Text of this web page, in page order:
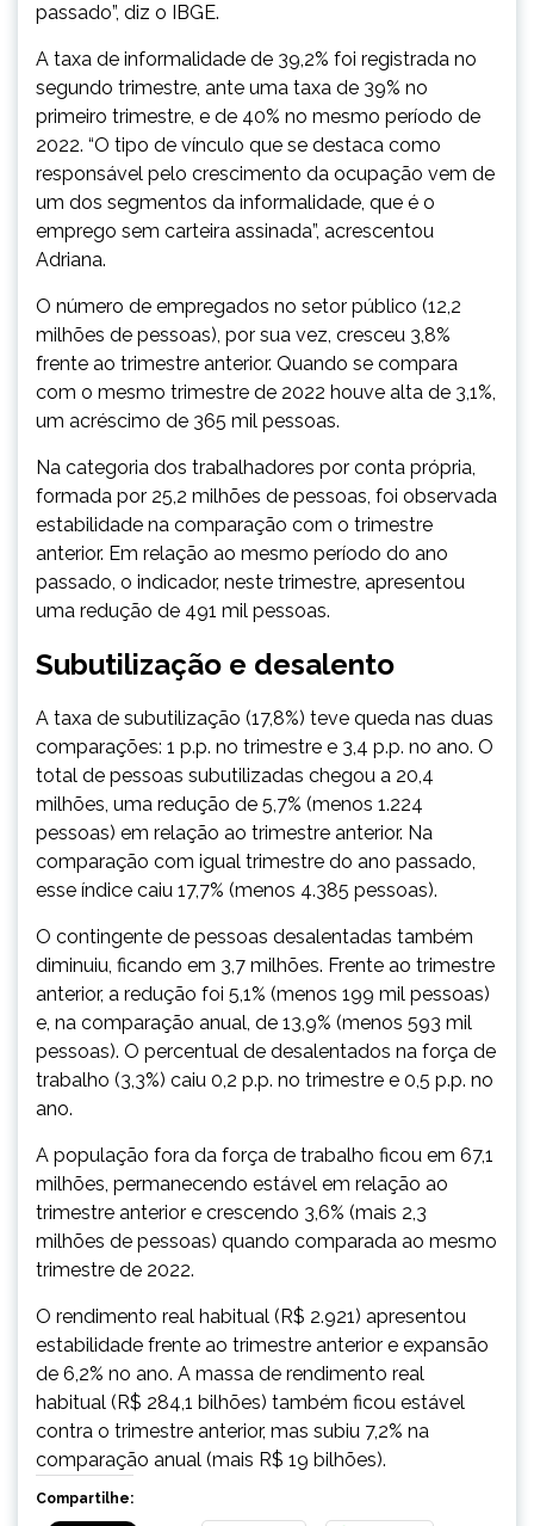
passado”, diz o IBGE.
A taxa de informalidade de 39,2% foi registrada no
segundo trimestre, ante uma taxa de 39% no
primeiro trimestre, e de 40% no mesmo período de
2022. “O tipo de vínculo que se destaca como
responsável pelo crescimento da ocupação vem de
um dos segmentos da informalidade, que é o
emprego sem carteira assinada”, acrescentou
Adriana.
O número de empregados no setor público (12,2
milhões de pessoas), por sua vez, cresceu 3,8%
frente ao trimestre anterior. Quando se compara
com o mesmo trimestre de 2022 houve alta de 3,1%,
um acréscimo de 365 mil pessoas.
Na categoria dos trabalhadores por conta própria,
formada por 25,2 milhões de pessoas, foi observada
estabilidade na comparação com o trimestre
anterior. Em relação ao mesmo período do ano
passado, o indicador, neste trimestre, apresentou
uma redução de 491 mil pessoas.
Subutilização e desalento
A taxa de subutilização (17,8%) teve queda nas duas
comparações: 1 p.p. no trimestre e 3,4 p.p. no ano. O
total de pessoas subutilizadas chegou a 20,4
milhões, uma redução de 5,7% (menos 1.224
pessoas) em relação ao trimestre anterior. Na
comparação com igual trimestre do ano passado,
esse índice caiu 17,7% (menos 4.385 pessoas).
O contingente de pessoas desalentadas também
diminuiu, ficando em 3,7 milhões. Frente ao trimestre
anterior, a redução foi 5,1% (menos 199 mil pessoas)
e, na comparação anual, de 13,9% (menos 593 mil
pessoas). O percentual de desalentados na força de
trabalho (3,3%) caiu 0,2 p.p. no trimestre e 0,5 p.p. no
ano.
A população fora da força de trabalho ficou em 67,1
milhões, permanecendo estável em relação ao
trimestre anterior e crescendo 3,6% (mais 2,3
milhões de pessoas) quando comparada ao mesmo
trimestre de 2022.
O rendimento real habitual (R$ 2.921) apresentou
estabilidade frente ao trimestre anterior e expansão
de 6,2% no ano. A massa de rendimento real
habitual (R$ 284,1 bilhões) também ficou estável
contra o trimestre anterior, mas subiu 7,2% na
comparação anual (mais R$ 19 bilhões).
Compartilhe: